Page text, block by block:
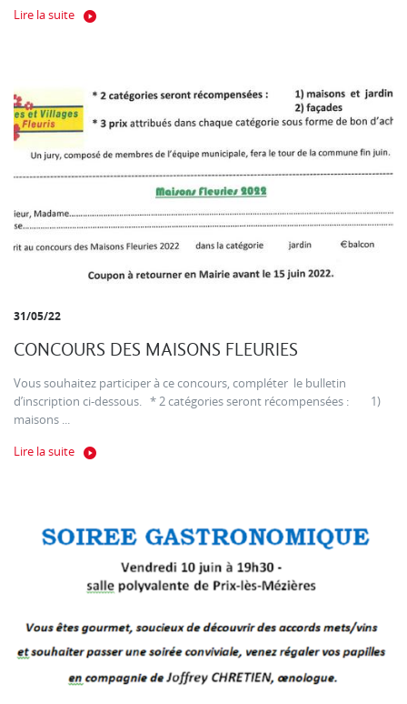
Lire la suite
31/05/22
CONCOURS DES MAISONS FLEURIES
Vous souhaitez participer à ce concours, compléter le bulletin
d’inscription ci-dessous. * 2 catégories seront récompensées : 1)
maisons ...
Lire la suite